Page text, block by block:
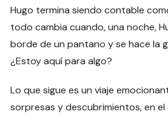
Hugo termina siendo contable
todo cambia cuando, una noche,
borde de un pantano y se hace la
¿Estoy aquí para algo?
Lo que sigue es un viaje
sorpresas y descubrimientos, en el